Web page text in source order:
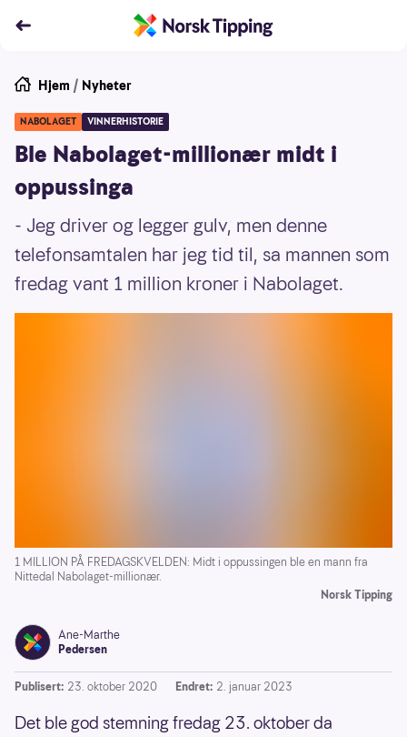
Hjem / Nyheter
NABOLAGET VINNERHISTORIE
Ble Nabolaget-millionær midt i
oppussinga
- Jeg driver og legger gulv, men denne
telefonsamtalen har jeg tid til, sa mannen som
fredag vant 1 million kroner i Nabolaget.
1 MILLION PÅ FREDAGSKVELDEN: Midt i oppussingen ble en mann fra
Nittedal Nabolaget-millionær.
Norsk Tipping
Ane-Marthe
Pedersen
Publisert: 23. oktober 2020 Endret: 2. januar 2023
Det ble god stemning fredag 23. oktober da